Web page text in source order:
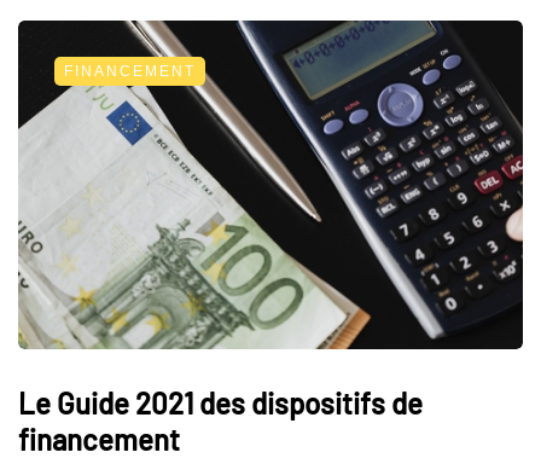
FINANCEMENT
Le Guide 2021 des dispositifs de
financement